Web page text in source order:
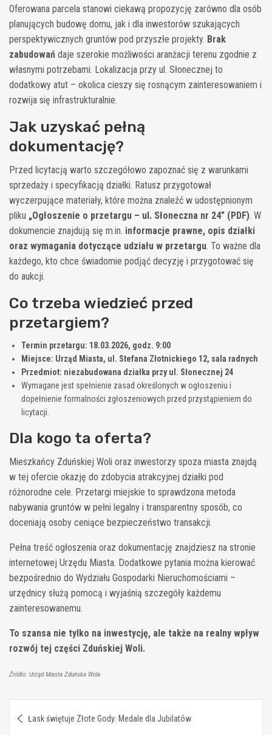
Oferowana parcela stanowi ciekawą propozycję zarówno dla osób
planujących budowę domu, jak i dla inwestorów szukających
perspektywicznych gruntów pod przyszłe projekty. Brak
zabudowań daje szerokie możliwości aranżacji terenu zgodnie z
własnymi potrzebami. Lokalizacja przy ul. Słonecznej to
dodatkowy atut – okolica cieszy się rosnącym zainteresowaniem i
rozwija się infrastrukturalnie.
Jak uzyskać pełną
dokumentację?
Przed licytacją warto szczegółowo zapoznać się z warunkami
sprzedaży i specyfikacją działki. Ratusz przygotował
wyczerpujące materiały, które można znaleźć w udostępnionym
pliku „Ogłoszenie o przetargu – ul. Słoneczna nr 24” (PDF). W
dokumencie znajdują się m.in. informacje prawne, opis działki
oraz wymagania dotyczące udziału w przetargu. To ważne dla
każdego, kto chce świadomie podjąć decyzję i przygotować się
do aukcji.
Co trzeba wiedzieć przed
przetargiem?
Termin przetargu: 18.03.2026, godz. 9:00
Miejsce: Urząd Miasta, ul. Stefana Złotnickiego 12, sala radnych
Przedmiot: niezabudowana działka przy ul. Słonecznej 24
Wymagane jest spełnienie zasad określonych w ogłoszeniu i
dopełnienie formalności zgłoszeniowych przed przystąpieniem do
licytacji.
Dla kogo ta oferta?
Mieszkańcy Zduńskiej Woli oraz inwestorzy spoza miasta znajdą
w tej ofercie okazję do zdobycia atrakcyjnej działki pod
różnorodne cele. Przetargi miejskie to sprawdzona metoda
nabywania gruntów w pełni legalny i transparentny sposób, co
doceniają osoby ceniące bezpieczeństwo transakcji.
Pełna treść ogłoszenia oraz dokumentację znajdziesz na stronie
internetowej Urzędu Miasta. Dodatkowe pytania można kierować
bezpośrednio do Wydziału Gospodarki Nieruchomościami –
urzędnicy służą pomocą i wyjaśnią szczegóły każdemu
zainteresowanemu.
To szansa nie tylko na inwestycję, ale także na realny wpływ
rozwój tej części Zduńskiej Woli.
Źródło: Urząd Miasta Zduńska Wola
wpisu
Łask świętuje Złote Gody: Medale dla Jubilatów